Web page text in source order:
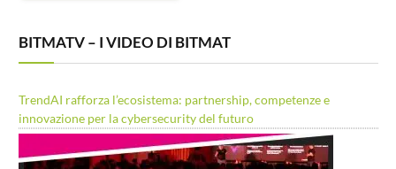
BITMATV – I VIDEO DI BITMAT
TrendAI rafforza l’ecosistema: partnership, competenze e
innovazione per la cybersecurity del futuro